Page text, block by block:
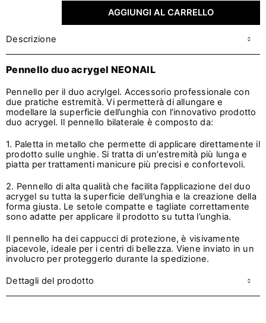
AGGIUNGI AL CARRELLO
Descrizione
Pennello duo acrygel NEONAIL
Pennello per il duo acrylgel. Accessorio professionale con
due pratiche estremità. Vi permetterà di allungare e
modellare la superficie dell’unghia con l’innovativo prodotto
duo acrygel. Il pennello bilaterale è composto da:
1. Paletta in metallo che permette di applicare direttamente il
prodotto sulle unghie. Si tratta di un’estremità più lunga e
piatta per trattamenti manicure più precisi e confortevoli.
2. Pennello di alta qualità che facilita l’applicazione del duo
acrygel su tutta la superficie dell’unghia e la creazione della
forma giusta. Le setole compatte e tagliate correttamente
sono adatte per applicare il prodotto su tutta l’unghia.
Il pennello ha dei cappucci di protezione, è visivamente
piacevole, ideale per i centri di bellezza. Viene inviato in un
involucro per proteggerlo durante la spedizione.
Dettagli del prodotto